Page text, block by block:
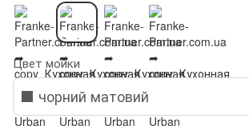
Цвет мойки
⬛ чорний матовий